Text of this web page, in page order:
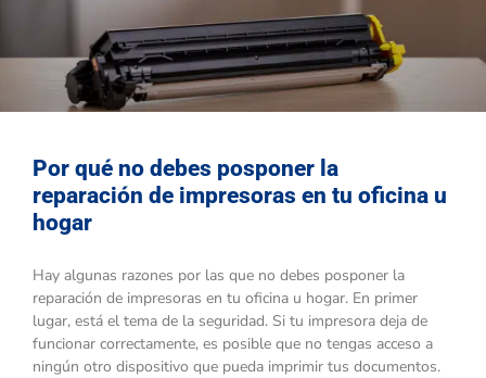
Por qué no debes posponer la
reparación de impresoras en tu oficina u
hogar
Hay algunas razones por las que no debes posponer la
reparación de impresoras en tu oficina u hogar. En primer
lugar, está el tema de la seguridad. Si tu impresora deja de
funcionar correctamente, es posible que no tengas acceso a
ningún otro dispositivo que pueda imprimir tus documentos.